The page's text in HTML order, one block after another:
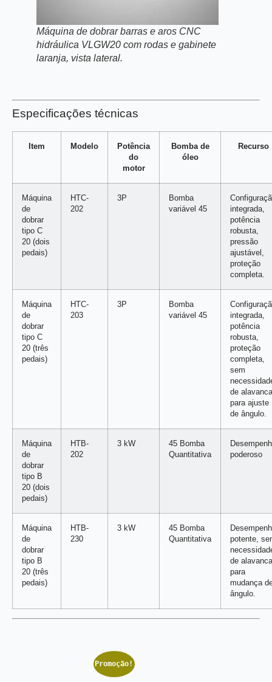
Máquina de dobrar barras e aros CNC
hidráulica VLGW20 com rodas e gabinete
laranja, vista lateral.
Especificações técnicas
Item Modelo
Potência
do
motor
Bomba de
óleo
Recurso
Máquina
de
dobrar
tipo C
20 (dois
pedais)
HTC-
202
3P
Bomba
variável 45
integrada,
potência
robusta,
pressão
ajustável,
proteção
completa.
Máquina
de
dobrar
tipo C
20 (três
pedais)
HTC-
203
3P
Bomba
variável 45
integrada,
potência
robusta,
proteção
completa,
sem
de alavanca
para ajuste
de ângulo.
Máquina
de
dobrar
tipo B
20 (dois
pedais)
HTB-
202
3 kW
45 Bomba
Quantitativa
poderoso
Máquina
de
dobrar
tipo B
20 (três
pedais)
HTB-
230
3 kW
45 Bomba
Quantitativa
potente,
de alavanca
para
mudança
ângulo.
Promoção!